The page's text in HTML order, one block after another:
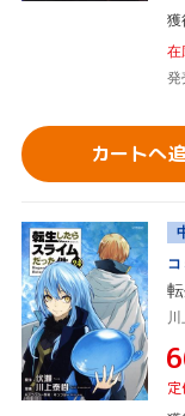
獲
在
発
カートへ
コ